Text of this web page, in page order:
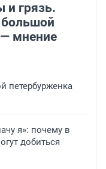
и грязь.
мнение
петербурженка
я»: почему в
добиться